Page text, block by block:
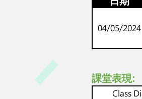
04/05/2024
課堂表現:
Class